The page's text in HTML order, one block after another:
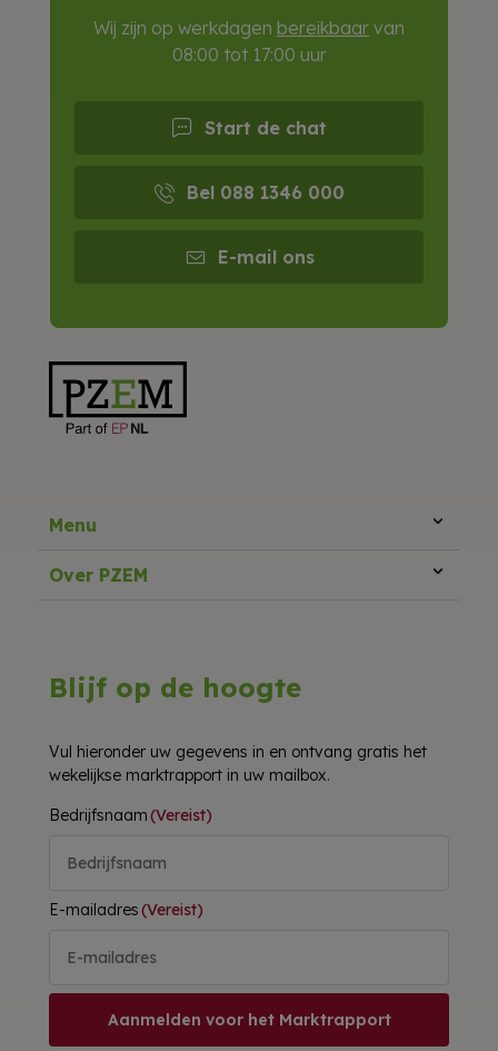
Wij zijn op werkdagen bereikbaar van
08:00 tot 17:00 uur
Start de chat
Bel 088 1346 000
E-mail ons
Menu
Over PZEM
Blijf op de hoogte
Vul hieronder uw gegevens in en ontvang gratis het
wekelijkse marktrapport in uw mailbox.
Bedrijfsnaam(Vereist)
E-mailadres(Vereist)
Aanmelden voor het Marktrapport